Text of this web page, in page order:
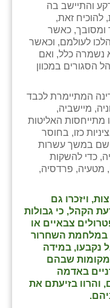
והתיישב בה
זאת,
ומסובך, כאשר
לעולמם, וכאשר
נשמרה כלל, ואם
הסגורים במכוון
המתיימרת לכבד
מיישביה,
מתייחסות האליטות
כזו, בחוסר
במשך עשרות
כדי להשקות
מטעיה, פרדסיה,
ויזכרו גם
הקהל, כי גבולות
צבאיים או
במלחמת השחרור
נקבעו, במידה
לכן, במקומות שבהם
באדמה
והרוו בזיעתם את